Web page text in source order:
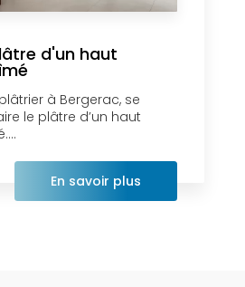
d'un haut
plâtrier à Bergerac, se
le plâtre d’un haut
En savoir plus